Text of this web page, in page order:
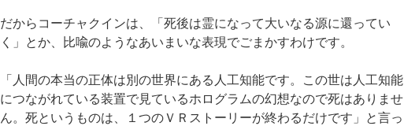
だからコーチャクインは、「死後は霊になって大いなる源に還ってい
く」とか、比喩のようなあいまいな表現でごまかすわけです。
「人間の本当の正体は別の世界にある人工知能です。この世は人工知能
につながれている装置で見ているホログラムの幻想なので死はありませ
ん。死というものは、１つのＶＲストーリーが終わるだけです」と言っ